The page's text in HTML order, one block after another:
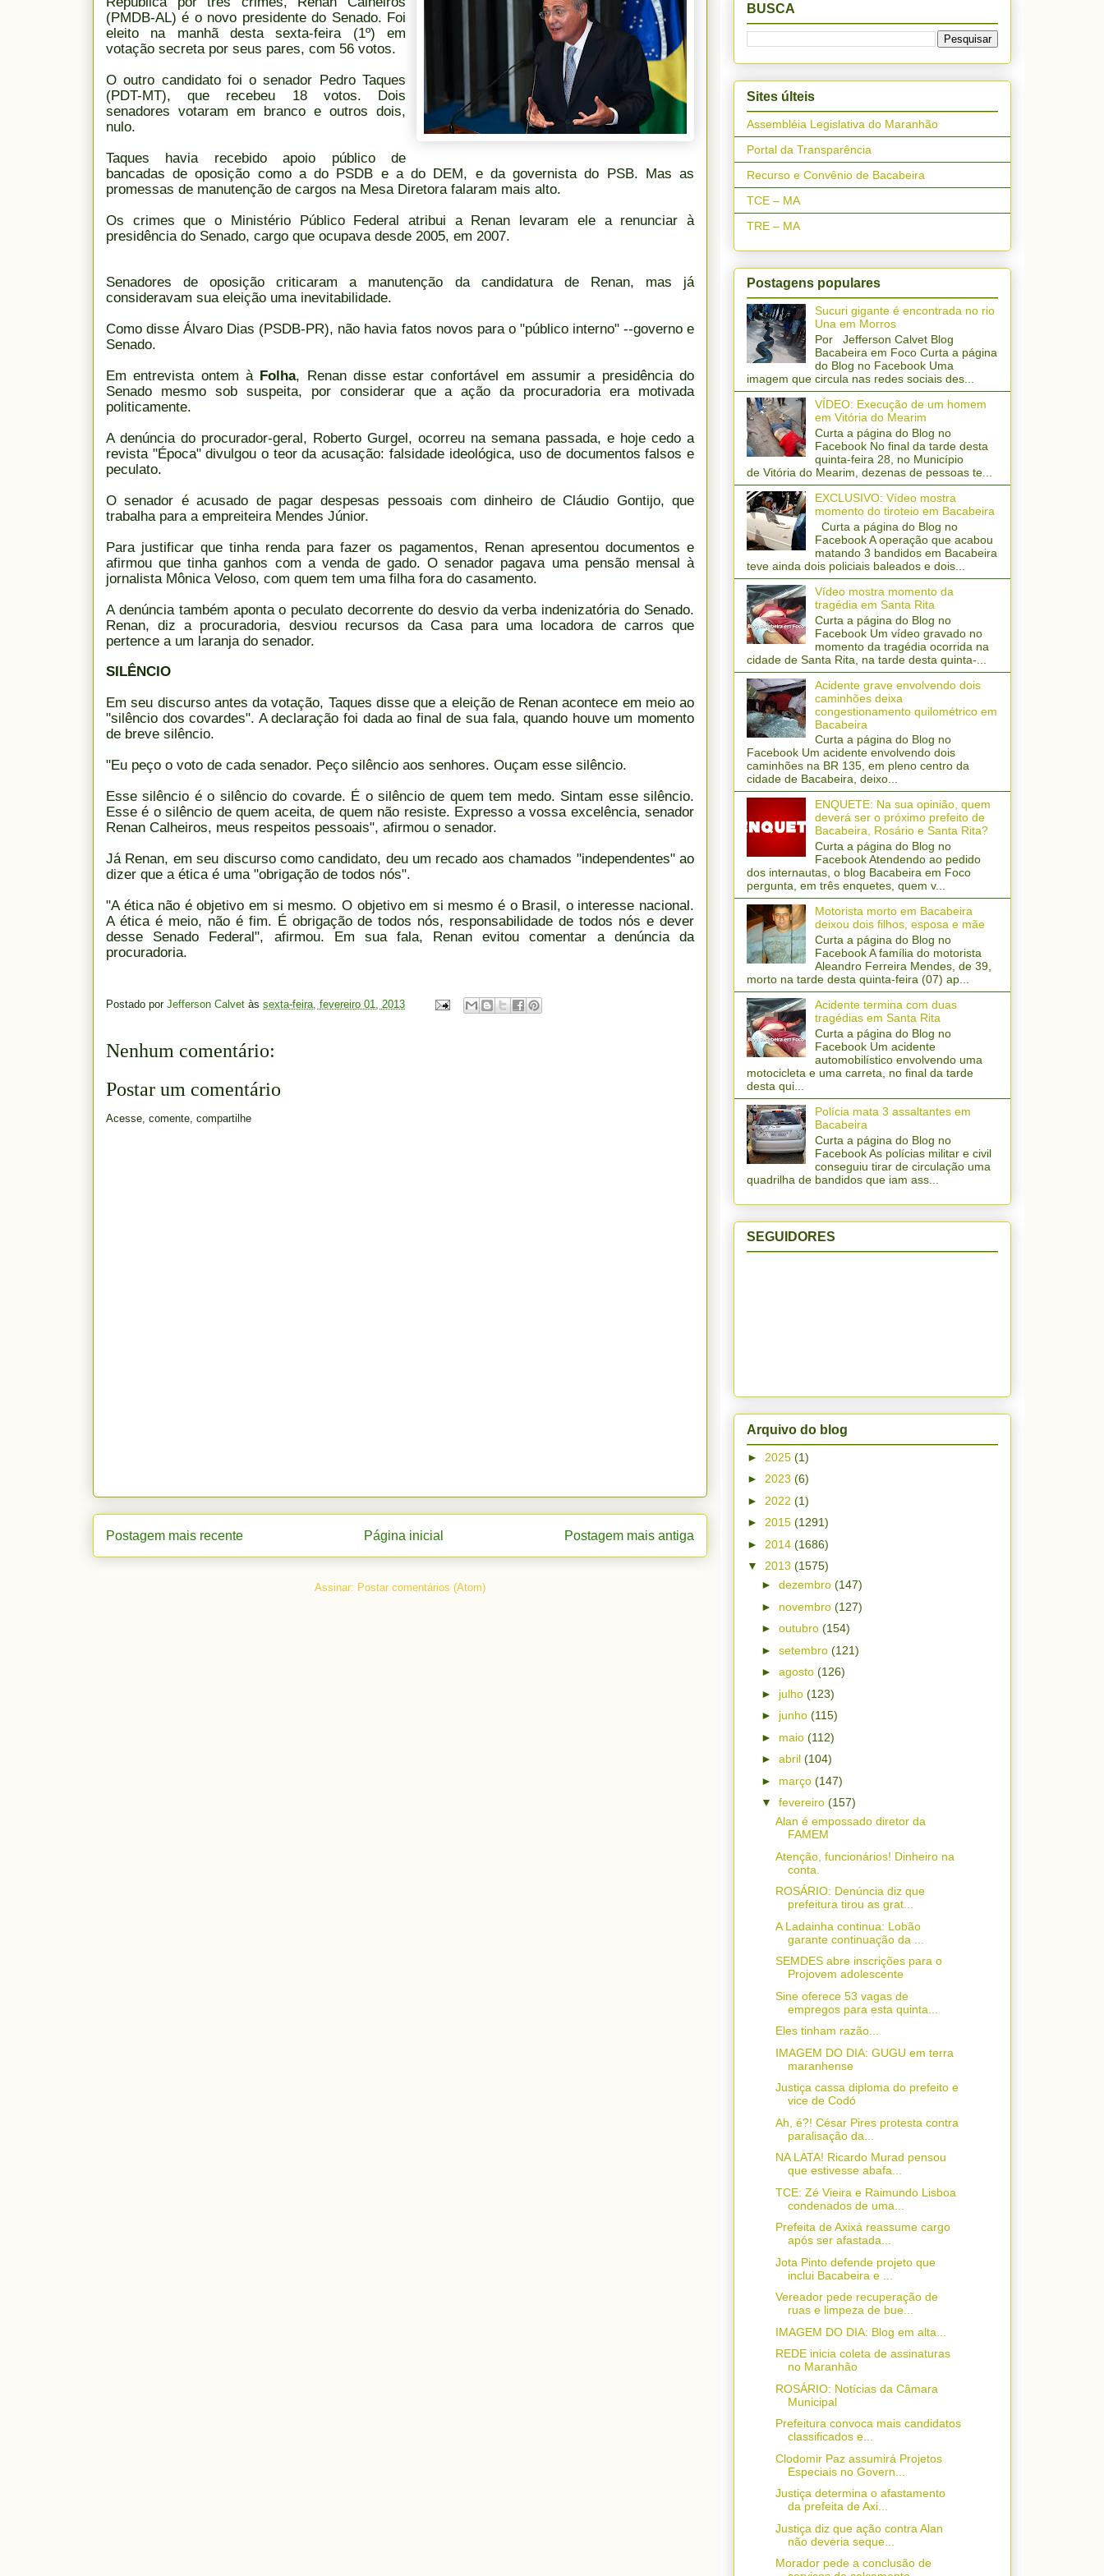
(PMDB-AL) é o novo presidente do Senado. Foi
eleito na manhã desta sexta-feira (1º) em
votação secreta por seus pares, com 56 votos.
O outro candidato foi o senador Pedro Taques
(PDT-MT), que recebeu 18 votos. Dois
senadores votaram em branco e outros dois,
nulo.
Taques havia recebido apoio público de
bancadas de oposição como a do PSDB e a do DEM, e da governista do PSB. Mas as
promessas de manutenção de cargos na Mesa Diretora falaram mais alto.
Os crimes que o Ministério Público Federal atribui a Renan levaram ele a renunciar à
presidência do Senado, cargo que ocupava desde 2005, em 2007.
Senadores de oposição criticaram a manutenção da candidatura de Renan, mas já
consideravam sua eleição uma inevitabilidade.
Como disse Álvaro Dias (PSDB-PR), não havia fatos novos para o "público interno" --governo e
Senado.
Em entrevista ontem à Folha, Renan disse estar confortável em assumir a presidência do
Senado mesmo sob suspeita, por considerar que a ação da procuradoria era motivada
politicamente.
A denúncia do procurador-geral, Roberto Gurgel, ocorreu na semana passada, e hoje cedo a
revista "Época" divulgou o teor da acusação: falsidade ideológica, uso de documentos falsos e
peculato.
O senador é acusado de pagar despesas pessoais com dinheiro de Cláudio Gontijo, que
trabalha para a empreiteira Mendes Júnior.
Para justificar que tinha renda para fazer os pagamentos, Renan apresentou documentos e
afirmou que tinha ganhos com a venda de gado. O senador pagava uma pensão mensal à
jornalista Mônica Veloso, com quem tem uma filha fora do casamento.
A denúncia também aponta o peculato decorrente do desvio da verba indenizatória do Senado.
Renan, diz a procuradoria, desviou recursos da Casa para uma locadora de carros que
pertence a um laranja do senador.
SILÊNCIO
Em seu discurso antes da votação, Taques disse que a eleição de Renan acontece em meio ao
"silêncio dos covardes". A declaração foi dada ao final de sua fala, quando houve um momento
de breve silêncio.
"Eu peço o voto de cada senador. Peço silêncio aos senhores. Ouçam esse silêncio.
Esse silêncio é o silêncio do covarde. É o silêncio de quem tem medo. Sintam esse silêncio.
Esse é o silêncio de quem aceita, de quem não resiste. Expresso a vossa excelência, senador
Renan Calheiros, meus respeitos pessoais", afirmou o senador.
Já Renan, em seu discurso como candidato, deu um recado aos chamados "independentes" ao
dizer que a ética é uma "obrigação de todos nós".
"A ética não é objetivo em si mesmo. O objetivo em si mesmo é o Brasil, o interesse nacional.
A ética é meio, não é fim. É obrigação de todos nós, responsabilidade de todos nós e dever
desse Senado Federal", afirmou. Em sua fala, Renan evitou comentar a denúncia da
procuradoria.
Postado por Jefferson Calvet às sexta-feira, fevereiro 01, 2013
Nenhum comentário:
Postar um comentário
Acesse, comente, compartilhe
Postagem mais recente Postagem mais antiga
Página inicial
Assinar: Postar comentários (Atom)
BUSCA
Sites últeis
Assembléia Legislativa do Maranhão
Portal da Transparência
Recurso e Convênio de Bacabeira
TCE – MA
TRE – MA
Postagens populares
Sucuri gigante é encontrada no rio
Una em Morros
Por Jefferson Calvet Blog
Bacabeira em Foco Curta a página
do Blog no Facebook Uma
imagem que circula nas redes sociais des...
VÍDEO: Execução de um homem
em Vitória do Mearim
Curta a página do Blog no
Facebook No final da tarde desta
quinta-feira 28, no Município
de Vitória do Mearim, dezenas de pessoas te...
EXCLUSIVO: Vídeo mostra
momento do tiroteio em Bacabeira
Curta a página do Blog no
Facebook A operação que acabou
matando 3 bandidos em Bacabeira
teve ainda dois policiais baleados e dois...
Vídeo mostra momento da
tragédia em Santa Rita
Curta a página do Blog no
Facebook Um vídeo gravado no
momento da tragédia ocorrida na
cidade de Santa Rita, na tarde desta quinta-...
Acidente grave envolvendo dois
caminhões deixa
congestionamento quilométrico em
Bacabeira
Curta a página do Blog no
Facebook Um acidente envolvendo dois
caminhões na BR 135, em pleno centro da
cidade de Bacabeira, deixo...
ENQUETE: Na sua opinião, quem
deverá ser o próximo prefeito de
Bacabeira, Rosário e Santa Rita?
Curta a página do Blog no
Facebook Atendendo ao pedido
dos internautas, o blog Bacabeira em Foco
pergunta, em três enquetes, quem v...
Motorista morto em Bacabeira
deixou dois filhos, esposa e mãe
Curta a página do Blog no
Facebook A família do motorista
Aleandro Ferreira Mendes, de 39,
morto na tarde desta quinta-feira (07) ap...
Acidente termina com duas
tragédias em Santa Rita
Curta a página do Blog no
Facebook Um acidente
automobilístico envolvendo uma
motocicleta e uma carreta, no final da tarde
desta qui...
Polícia mata 3 assaltantes em
Bacabeira
Curta a página do Blog no
Facebook As polícias militar e civil
conseguiu tirar de circulação uma
quadrilha de bandidos que iam ass...
SEGUIDORES
Arquivo do blog
► 2025 (1)
► 2023 (6)
► 2022 (1)
► 2015 (1291)
► 2014 (1686)
▼ 2013 (1575)
► dezembro (147)
► novembro (127)
► outubro (154)
► setembro (121)
► agosto (126)
► julho (123)
► junho (115)
► maio (112)
► abril (104)
► março (147)
▼ fevereiro (157)
Alan é empossado diretor da
FAMEM
Atenção, funcionários! Dinheiro na
conta.
ROSÁRIO: Denúncia diz que
prefeitura tirou as grat...
A Ladainha continua: Lobão
garante continuação da ...
SEMDES abre inscrições para o
Projovem adolescente
Sine oferece 53 vagas de
empregos para esta quinta...
Eles tinham razão...
IMAGEM DO DIA: GUGU em terra
maranhense
Justiça cassa diploma do prefeito e
vice de Codó
Ah, é?! César Pires protesta contra
paralisação da...
NA LATA! Ricardo Murad pensou
que estivesse abafa...
TCE: Zé Vieira e Raimundo Lisboa
condenados de uma...
Prefeita de Axixá reassume cargo
após ser afastada...
Jota Pinto defende projeto que
inclui Bacabeira e ...
Vereador pede recuperação de
ruas e limpeza de bue...
IMAGEM DO DIA: Blog em alta...
REDE inicia coleta de assinaturas
no Maranhão
ROSÁRIO: Notícias da Câmara
Municipal
Prefeitura convoca mais candidatos
classificados e...
Clodomir Paz assumirá Projetos
Especiais no Govern...
Justiça determina o afastamento
da prefeita de Axi...
Justiça diz que ação contra Alan
não deveria seque...
Morador pede a conclusão de